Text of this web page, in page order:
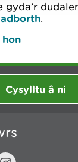
gyda’r
.
hon
Cysylltu â ni